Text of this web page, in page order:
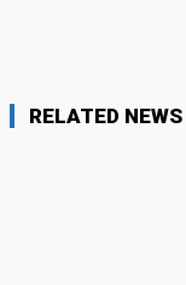
RELATED NEWS